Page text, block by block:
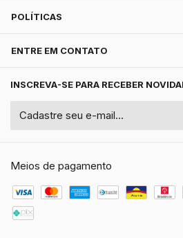
POLÍTICAS
ENTRE EM CONTATO
INSCREVA-SE PARA RECEBER
Meios de pagamento